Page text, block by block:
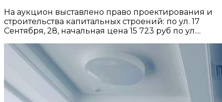
На аукцион выставлено право проектирования и
строительства капитальных строений: по ул. 17
Сентября, 28, начальная цена 15 723 руб по ул....